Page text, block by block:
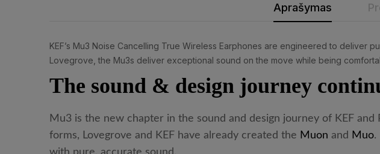
Aprašymas
KEF’s Mu3 Noise Cancelling True Wireless Earphones are engineered to
Lovegrove, the Mu3s deliver exceptional sound on the move while being
The sound & design journey
Mu3 is the new chapter in the sound and design journey of KEF
forms, Lovegrove and KEF have already created the Muon and Muo.